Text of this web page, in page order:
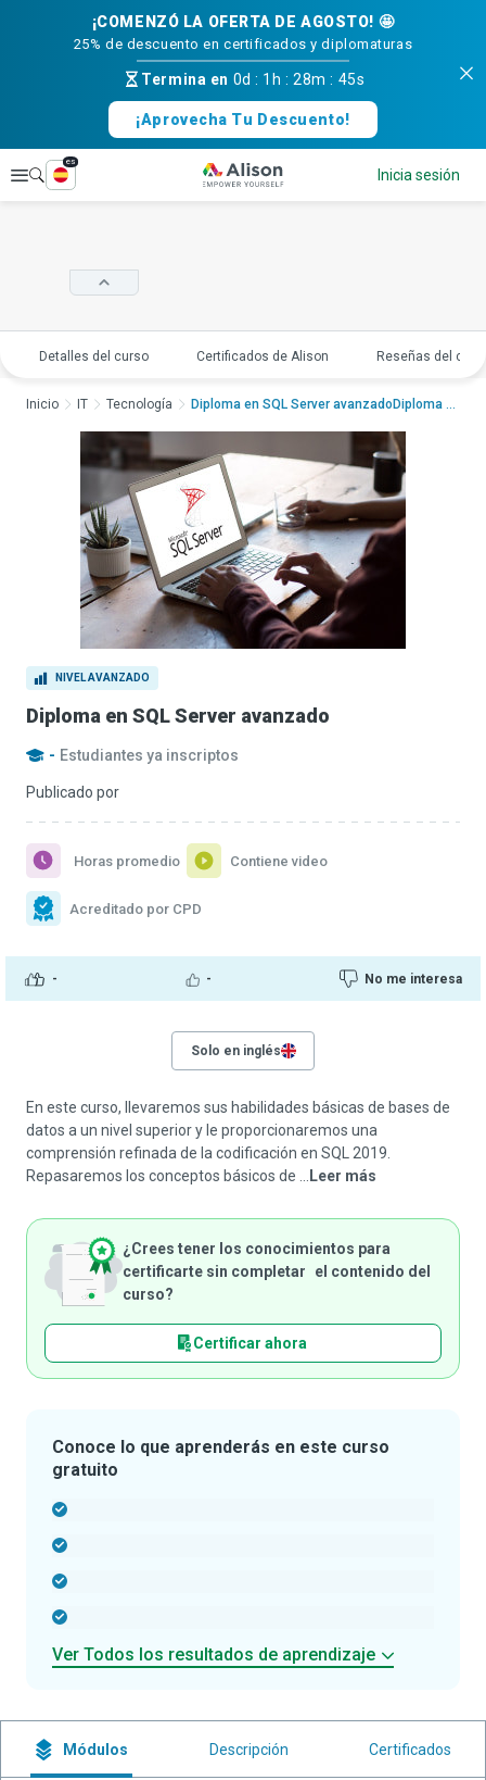
¡COMENZÓ LA OFERTA DE AGOSTO! 🤩
25% de descuento en certificados y diplomaturas
Termina en 0d : 1h :28m : 44s
¡Aprovecha Tu Descuento!
Explorar
es
Inicia sesión
Detalles del curso Certificados de Alison Reseñas del
NIVEL AVANZADO
Diploma en SQL Server avanzado
- Estudiantes ya inscriptos
Publicado por
- - No me interesa
Horas promedio Contiene video
Acreditado por CPD
Inicio IT Tecnología Diploma en SQL Server avanzadoDiploma en SQL Server...
Solo en inglés
En este curso, llevaremos sus habilidades básicas de bases de
datos a un nivel superior y le proporcionaremos una
comprensión refinada de la codificación en SQL 2019.
Repasaremos los conceptos básicos de ...
Leer más
¿Crees tener los conocimientos para
certificarte sin completar el contenido del
curso?
Certificar ahora
Conoce lo que aprenderás en este curso
gratuito
Ver Todos los resultados de aprendizaje
Módulos Descripción Certificados